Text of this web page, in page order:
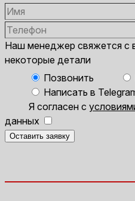
Наш менеджер свяжется с
некоторые детали
Позвонить
Написать в
Я согласен с
данных
Оставить заявку